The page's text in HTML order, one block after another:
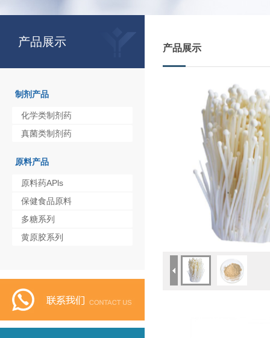
产品展示
制剂产品
化学类制剂药
真菌类制剂药
原料产品
原料药APls
保健食品原料
多糖系列
黄原胶系列
产品展示